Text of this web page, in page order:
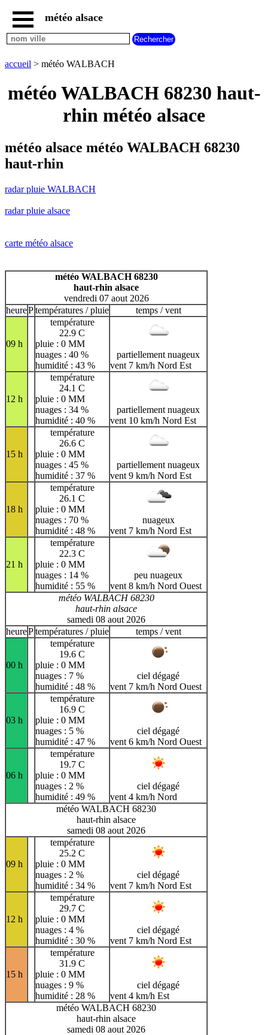
accueil
radar
WALBACH
météo
alsace
carte
météo
météo
H
I J K L M
N
T
U
V
W X Y Z
météo alsace
accueil > météo WALBACH
météo WALBACH 68230 haut-
rhin météo alsace
météo alsace météo WALBACH 68230
haut-rhin
radar pluie WALBACH
radar pluie alsace
carte météo alsace
météo WALBACH 68230
haut-rhin alsace
vendredi 07 aout 2026
heurePtempératures / pluie temps / vent
09 h
température
22.9 C
pluie : 0 MM
nuages : 40 %
humidité : 43 %
partiellement nuageux
vent 7 km/h Nord Est
12 h
température
24.1 C
pluie : 0 MM
nuages : 34 %
humidité : 40 %
partiellement nuageux
vent 10 km/h Nord Est
15 h
température
26.6 C
pluie : 0 MM
nuages : 45 %
humidité : 37 %
partiellement nuageux
vent 9 km/h Nord Est
18 h
température
26.1 C
pluie : 0 MM
nuages : 70 %
humidité : 48 %
nuageux
vent 7 km/h Nord Est
21 h
température
22.3 C
pluie : 0 MM
nuages : 14 %
humidité : 55 %
peu nuageux
vent 8 km/h Nord Ouest
météo WALBACH 68230
haut-rhin alsace
samedi 08 aout 2026
heurePtempératures / pluie temps / vent
00 h
température
19.6 C
pluie : 0 MM
nuages : 7 %
humidité : 48 %
ciel dégagé
vent 7 km/h Nord Ouest
03 h
température
16.9 C
pluie : 0 MM
nuages : 5 %
humidité : 47 %
ciel dégagé
vent 6 km/h Nord Ouest
06 h
température
19.7 C
pluie : 0 MM
nuages : 2 %
humidité : 49 %
ciel dégagé
vent 4 km/h Nord
météo WALBACH 68230
haut-rhin alsace
samedi 08 aout 2026
09 h
température
25.2 C
pluie : 0 MM
nuages : 2 %
humidité : 34 %
ciel dégagé
vent 7 km/h Nord Est
12 h
température
29.7 C
pluie : 0 MM
nuages : 4 %
humidité : 30 %
ciel dégagé
vent 7 km/h Nord Est
15 h
température
31.9 C
pluie : 0 MM
nuages : 9 %
humidité : 28 %
ciel dégagé
vent 4 km/h Est
météo WALBACH 68230
haut-rhin alsace
samedi 08 aout 2026